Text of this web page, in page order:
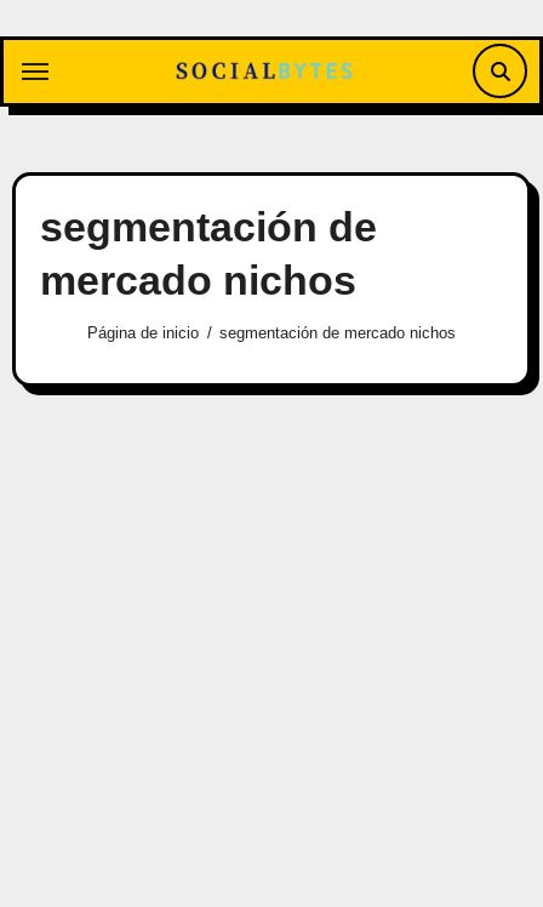
contenido
segmentación de
mercado nichos
Página de inicio segmentación de mercado nichos